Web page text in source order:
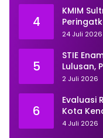
4
KMIM
Proses
24 Juli 2026
5
STIE
Lulusan,
2 Juli 2026
6
Evaluasi
Kota
Juni
4 Juli 2026